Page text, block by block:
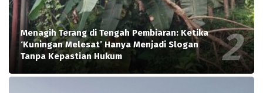
Menagih Terang di Tengah Pembiaran: Ketika
‘Kuningan Melesat’ Hanya Menjadi Slogan
Tanpa Kepastian Hukum